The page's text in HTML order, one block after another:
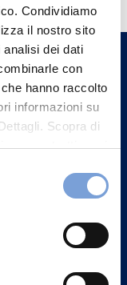
Condividiamo
il nostro sito
dei dati
con
hanno raccolto
informazioni su
Scopra di
e come trattiamo i
"Informativa
e parla con